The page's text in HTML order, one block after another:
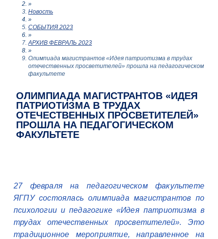
»
Новость
»
СОБЫТИЯ 2023
»
АРХИВ ФЕВРАЛЬ 2023
»
Олимпиада магистрантов «Идея патриотизма в трудах
отечественных просветителей» прошла на педагогическом
факультете
ОЛИМПИАДА МАГИСТРАНТОВ «ИДЕЯ
ПАТРИОТИЗМА В ТРУДАХ
ОТЕЧЕСТВЕННЫХ ПРОСВЕТИТЕЛЕЙ»
ПРОШЛА НА ПЕДАГОГИЧЕСКОМ
ФАКУЛЬТЕТЕ
27 февраля на педагогическом факультете
ЯГПУ состоялась олимпиада магистрантов по
психологии и педагогике «Идея патриотизма в
трудах отечественных просветителей». Это
традиционное мероприятие, направленное на